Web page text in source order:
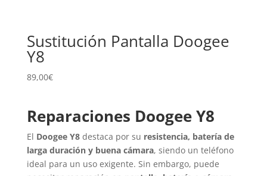
Sustitución Pantalla Doogee
Y8
89,00€
Reparaciones Doogee Y8
El Doogee Y8destaca por su resistencia, batería de
larga duración y buena cámara, siendo un teléfono
ideal para un uso exigente. Sin embargo, puede